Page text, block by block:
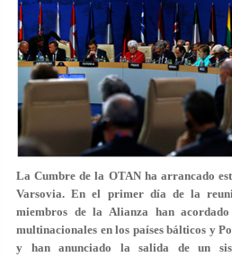
La Cumbre de la OTAN ha arrancado
Varsovia. En el primer día de la
miembros de la Alianza han
multinacionales en los países bálticos y
y han anunciado la salida de un